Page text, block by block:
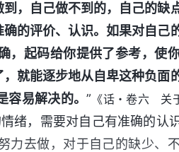
，自己做不到的，自己的缺
的评价、认识。如果对自己
起码给你提供了参考，使
就能逐步地从自卑这种负面
容易解决的。” 《话・卷六 关
绪，需要对自己有准确的认
力去做，对于自己的缺少、